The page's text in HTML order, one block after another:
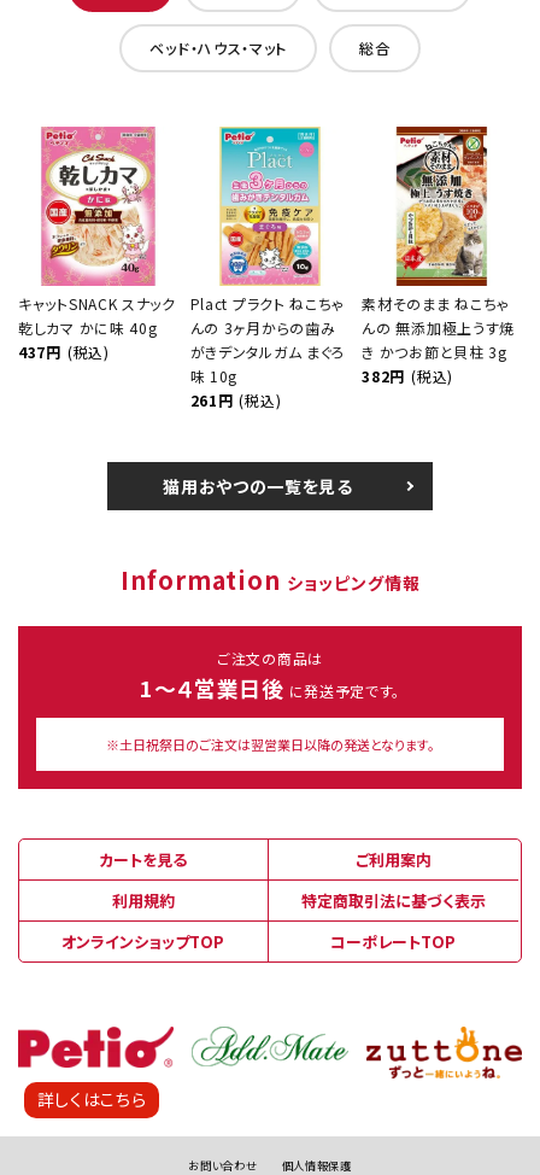
ベッド・ハウス・マット 総合
キャットSNACK スナック
乾しカマ かに味 40g
437円 (税込)
Plact プラクト ねこちゃ
んの 3ヶ月からの歯み
がきデンタルガム まぐろ
味 10g
261円 (税込)
素材そのまま ねこちゃ
んの 無添加極上うす焼
き かつお節と貝柱 3g
382円 (税込)
猫用おやつの一覧を見る
Information ショッピング情報
ご注文の商品は
1～４営業日後 に発送予定です。
※土日祝祭日のご注文は翌営業日以降の発送となります。
カートを見る
ご利用案内
利用規約
特定商取引法に基づく表示
オンラインショップTOP
コーポレートTOP
お問い合わせ 個人情報保護
詳しくはこちら